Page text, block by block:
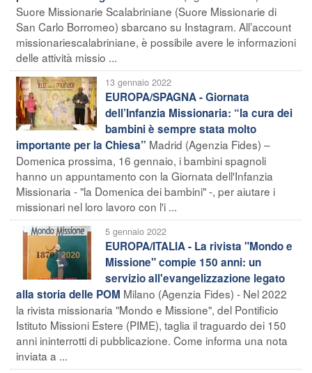
Suore Missionarie Scalabriniane (Suore Missionarie di
San Carlo Borromeo) sbarcano su Instagram. All’account
missionariescalabriniane, è possibile avere le informazioni
delle attività missio ...
13 gennaio 2022
EUROPA/SPAGNA - Giornata
dell’Infanzia Missionaria: “la cura dei
bambini è sempre stata molto
importante per la Chiesa” Madrid (Agenzia Fides) –
Domenica prossima, 16 gennaio, i bambini spagnoli
hanno un appuntamento con la Giornata dell'Infanzia
Missionaria - "la Domenica dei bambini" -, per aiutare i
missionari nel loro lavoro con l'i ...
5 gennaio 2022
EUROPA/ITALIA - La rivista "Mondo e
Missione" compie 150 anni: un
servizio all'evangelizzazione legato
alla storia delle POM Milano (Agenzia Fides) - Nel 2022
la rivista missionaria "Mondo e Missione", del Pontificio
Istituto Missioni Estere (PIME), taglia il traguardo dei 150
anni ininterrotti di pubblicazione. Come informa una nota
inviata a ...